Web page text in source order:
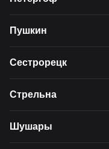
Пушкин
Сестрорецк
Стрельна
Шушары